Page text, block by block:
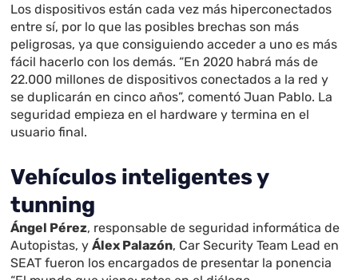
Los dispositivos están cada vez más hiperconectados
entre sí, por lo que las posibles brechas son más
peligrosas, ya que consiguiendo acceder a uno es más
fácil hacerlo con los demás. “En 2020 habrá más de
22.000 millones de dispositivos conectados a la red y
se duplicarán en cinco años”, comentó Juan Pablo. La
seguridad empieza en el hardware y termina en el
usuario final.
Vehículos inteligentes y
tunning
Ángel Pérez, responsable de seguridad informática de
Autopistas, yÁlex Palazón, Car Security Team Lead en
SEAT fueron los encargados de presentar la ponencia